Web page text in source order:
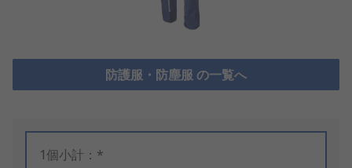
防護服・防塵服 の一覧へ
1個小計：*